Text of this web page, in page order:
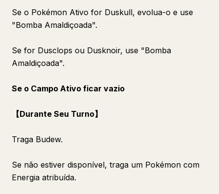
Se o Pokémon Ativo for Duskull, evolua-o e use
"Bomba Amaldiçoada".
Se for Dusclops ou Dusknoir, use "Bomba
Amaldiçoada".
Se o Campo Ativo ficar vazio
【Durante Seu Turno】
Traga Budew.
Se não estiver disponível, traga um Pokémon com
Energia atribuída.